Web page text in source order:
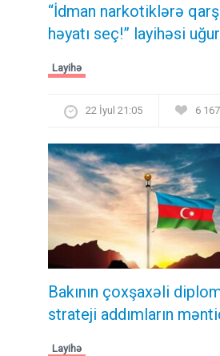
“İdman narkotiklərə
həyatı seç!” layihəsi
Layihə
22 İyul 21:05 6 167
Bakının çoxşaxəli
strateji addımların
Layihə